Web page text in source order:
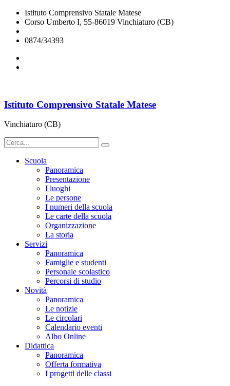
Istituto Comprensivo Statale Matese
Corso Umberto I, 55-86019 Vinchiaturo (CB)
0874/34393
Istituto Comprensivo Statale Matese
Vinchiaturo (CB)
Scuola
Panoramica
Presentazione
I luoghi
Le persone
I numeri della scuola
Le carte della scuola
Organizzazione
La storia
Servizi
Panoramica
Famiglie e studenti
Personale scolastico
Percorsi di studio
Novità
Panoramica
Le notizie
Le circolari
Calendario eventi
Albo Online
Didattica
Panoramica
Offerta formativa
I progetti delle classi